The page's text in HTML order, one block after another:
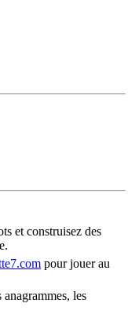
et construisez des
pour jouer au
les